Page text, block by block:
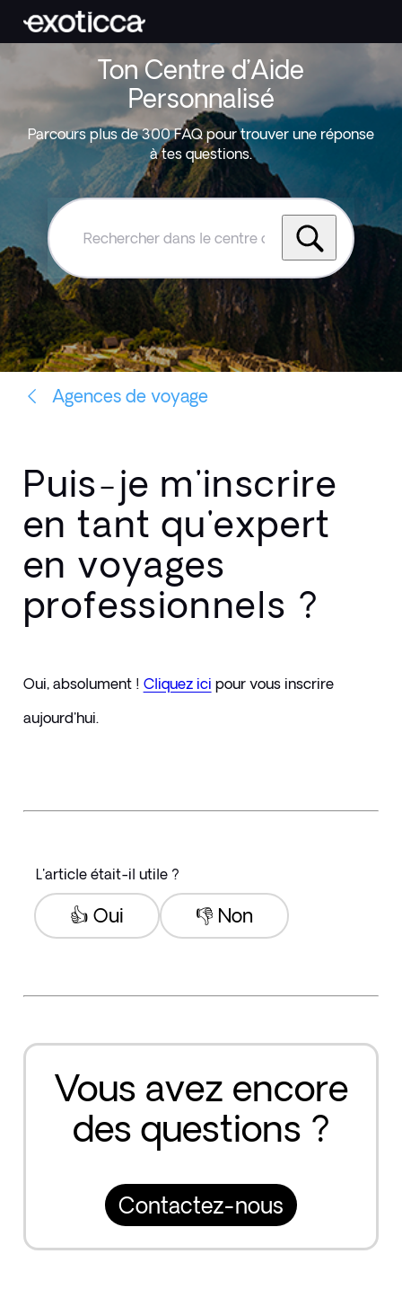
Ton Centre d’Aide
Personnalisé
Parcours plus de 300 FAQ pour trouver une réponse
à tes questions.
Rechercher
le
centre
d'aide
Exoticca
Agences de voyage
Puis-je m'inscrire
en tant qu'expert
en voyages
professionnels ?
Oui, absolument ! Cliquez ici pour vous inscrire
aujourd'hui.
L'article était-il utile ?
👎 Non
👍 Oui
Vous avez encore
des questions ?
Contactez-nous